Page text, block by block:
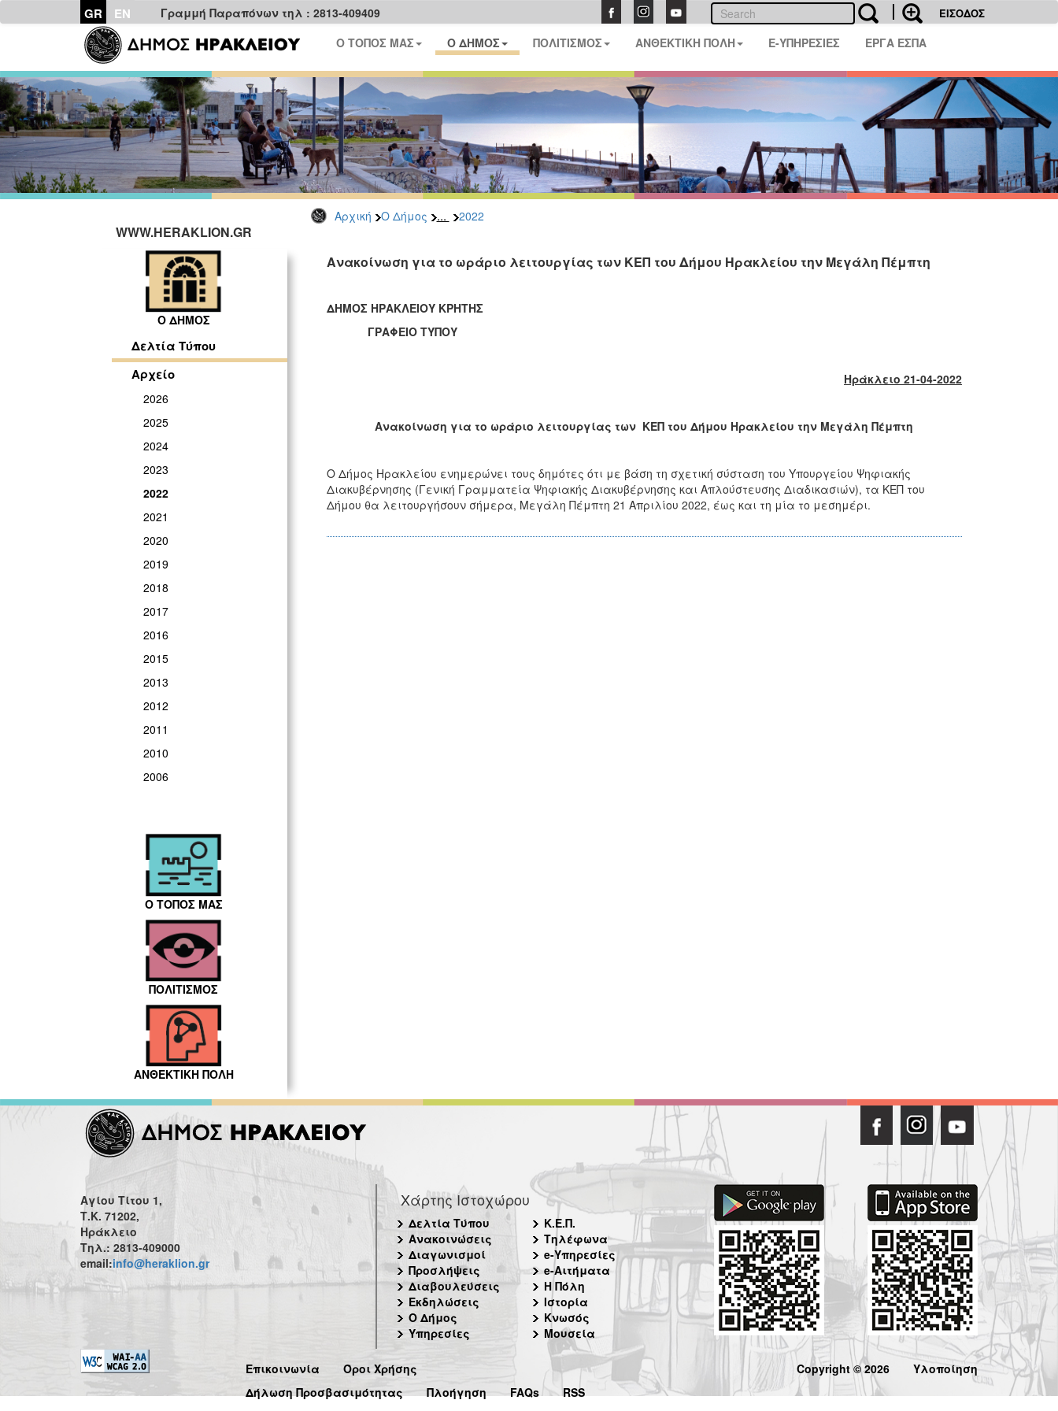
GR EN Γραμμή Παραπόνων τηλ : 2813-409409 ΕΙΣΟΔΟΣ
Ο ΤΟΠΟΣ ΜΑΣ Ο ΔΗΜΟΣ ΠΟΛΙΤΙΣΜΟΣ ΑΝΘΕΚΤΙΚΗ ΠΟΛΗ E-ΥΠΗΡΕΣΙΕΣ ΕΡΓΑ ΕΣΠΑ
Αρχική Ο Δήμος ... 2022
WWW.HERAKLION.GR
Ο ΔΗΜΟΣ
Δελτία Τύπου
Αρχείο
2026
2025
2024
2023
2022
2021
2020
2019
2018
2017
2016
2015
2013
2012
2011
2010
2006
Ο ΤΟΠΟΣ ΜΑΣ
ΠΟΛΙΤΙΣΜΟΣ
ΑΝΘΕΚΤΙΚΗ ΠΟΛΗ
Ανακοίνωση για το ωράριο λειτουργίας των ΚΕΠ του Δήμου Ηρακλείου την Μεγάλη Πέμπτη
ΔΗΜΟΣ ΗΡΑΚΛΕΙΟΥ ΚΡΗΤΗΣ
ΓΡΑΦΕΙΟ ΤΥΠΟΥ
Ηράκλειο 21-04-2022
Ανακοίνωση για το ωράριο λειτουργίας των ΚΕΠ του Δήμου Ηρακλείου την Μεγάλη Πέμπτη
O Δήμος Ηρακλείου ενημερώνει τους δημότες ότι με βάση τη σχετική σύσταση του Υπουργείου Ψηφιακής
Διακυβέρνησης (Γενική Γραμματεία Ψηφιακής Διακυβέρνησης και Απλούστευσης Διαδικασιών), τα ΚΕΠ του
Δήμου θα λειτουργήσουν σήμερα, Μεγάλη Πέμπτη 21 Απριλίου 2022, έως και τη μία το μεσημέρι.
Αγίου Τίτου 1,
Τ.Κ. 71202,
Ηράκλειο
Τηλ.: 2813-409000
email:info@heraklion.gr
Χάρτης Ιστοχώρου
Δελτία Τύπου
Ανακοινώσεις
Διαγωνισμοί
Προσλήψεις
Διαβουλεύσεις
Εκδηλώσεις
Ο Δήμος
Υπηρεσίες
Κ.Ε.Π.
Τηλέφωνα
e-Υπηρεσίες
e-Αιτήματα
Η Πόλη
Ιστορία
Κνωσός
Μουσεία
Επικοινωνία
Όροι Χρήσης
Δήλωση Προσβασιμότητας
Πλοήγηση FAQs RSS
Copyright © 2026 Υλοποίηση